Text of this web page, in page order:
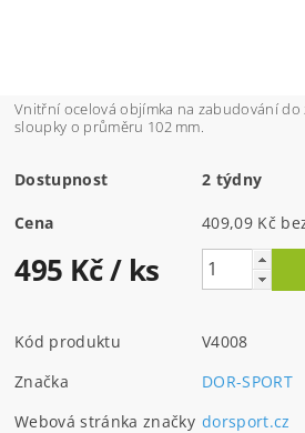
Vnitřní ocelová objímka na zabudování
sloupky o průměru 102 mm.
Dostupnost 2 týdny
Cena
495 Kč/ ks
Kód produktu
V4008
Značka
DOR-SPORT
Webová stránka značky dorsport.cz